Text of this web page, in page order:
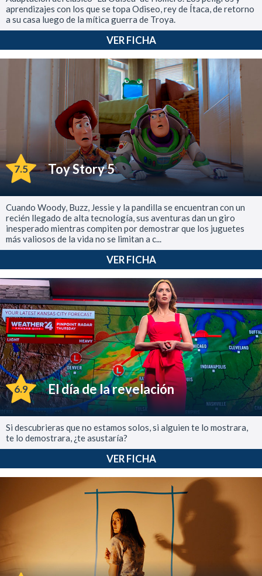
aprendizajes con los que se topa Odiseo, rey de Ítaca, de retorno
a su casa luego de la mítica guerra de Troya.
VER FICHA
7.5 Toy Story 5
Cuando Woody, Buzz, Jessie y la pandilla se encuentran con un
recién llegado de alta tecnología, sus aventuras dan un giro
inesperado mientras compiten por demostrar que los juguetes
más valiosos de la vida no se limitan a c...
VER FICHA
6.9 El día de la revelación
Si descubrieras que no estamos solos, si alguien te lo mostrara,
te lo demostrara, ¿te asustaría?
VER FICHA